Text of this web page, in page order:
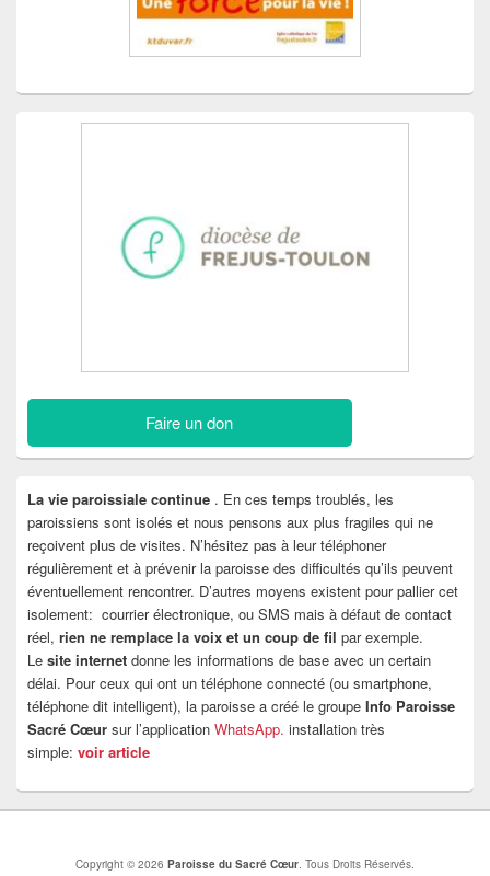
Faire un don
La vie paroissiale continue . En ces temps troublés, les
paroissiens sont isolés et nous pensons aux plus fragiles qui ne
reçoivent plus de visites. N’hésitez pas à leur téléphoner
régulièrement et à prévenir la paroisse des difficultés qu’ils peuvent
éventuellement rencontrer. D’autres moyens existent pour pallier cet
isolement: courrier électronique, ou SMS mais à défaut de contact
réel, rien ne remplace la voix et un coup de fil par exemple.
Le site internet donne les informations de base avec un certain
délai. Pour ceux qui ont un téléphone connecté (ou smartphone,
téléphone dit intelligent), la paroisse a créé le groupe Info Paroisse
Sacré Cœur sur l’application WhatsApp. installation très
simple: voir article
Copyright © 2026 Paroisse du Sacré Cœur . Tous Droits Réservés.